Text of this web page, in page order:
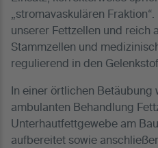
„stromavaskulären
unserer Fettzellen und reich
Stammzellen und
regulierend in den
In einer örtlichen Betäubung
ambulanten Behandlung
Unterhautfettgewebe am
aufbereitet sowie